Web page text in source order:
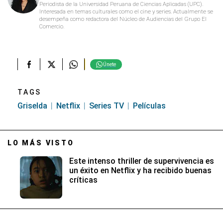
Periodista de la Universidad Peruana de Ciencias Aplicadas (UPC).
Interesada en temas culturales como el cine y series. Actualmente se
desempeña como redactora del Núcleo de Audiencias del Grupo El
Comercio.
Únete
TAGS
Griselda Netflix Series TV Películas
LO MÁS VISTO
Este intenso thriller de supervivencia es
un éxito en Netflix y ha recibido buenas
críticas